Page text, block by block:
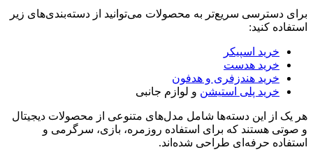
برای دسترسی سریع‌تر به محصولات می‌توانید از دسته‌بندی‌های زیر
استفاده کنید:
خرید اسپیکر
خرید هدست
خرید هندزفری و هدفون
خرید پلی استیشن و لوازم جانبی
هر یک از این دسته‌ها شامل مدل‌های متنوعی از محصولات دیجیتال
و صوتی هستند که برای استفاده روزمره، بازی، سرگرمی و
استفاده حرفه‌ای طراحی شده‌اند.